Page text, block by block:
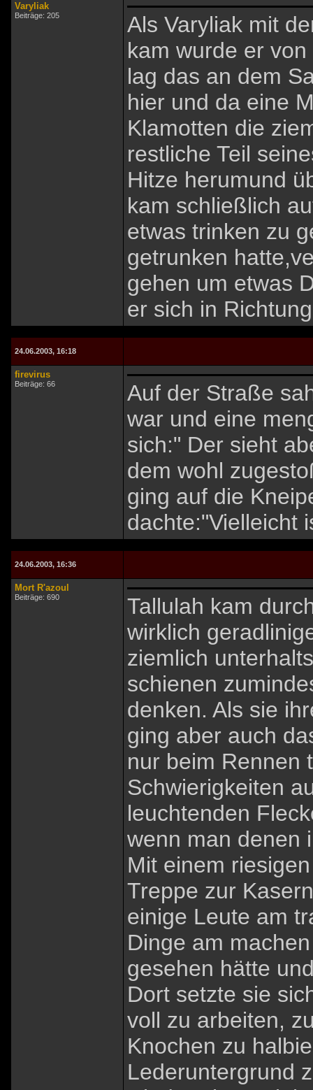
Varyliak
Beiträge: 205
Als Varyliak mit
kam wurde er
lag das an dem
hier und da eine
Klamotten die
restliche Teil
Hitze herumund
kam schließlich
etwas trinken zu
getrunken
gehen um etwas
er sich in
24.06.2003, 16:18
firevirus
Beiträge: 66
Auf der Straße
war und eine
sich:" Der sieht
dem wohl
ging auf die
dachte:"Vielleicht
24.06.2003, 16:36
Mort R'azoul
Beiträge: 690
Tallulah kam
wirklich
ziemlich
schienen
denken. Als sie
ging aber auch
nur beim Rennen
Schwierigkeiten
leuchtenden
wenn man denen
Mit einem
Treppe zur
einige Leute am
Dinge am
gesehen hätte
Dort setzte sie
voll zu arbeiten,
Knochen zu
Lederuntergrund